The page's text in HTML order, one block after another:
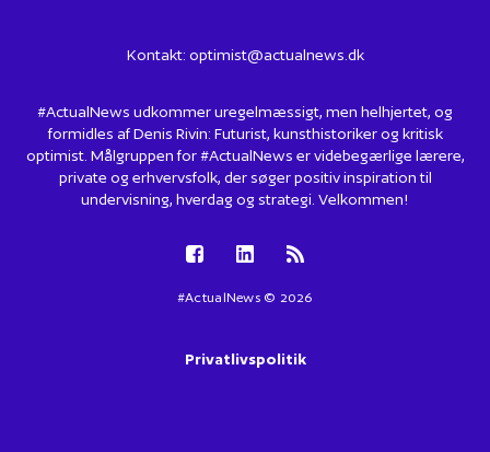
Kontakt: optimist@actualnews.dk
#ActualNews udkommer uregelmæssigt, men helhjertet, og
formidles af Denis Rivin: Futurist, kunsthistoriker og kritisk
optimist. Målgruppen for #ActualNews er videbegærlige lærere,
private og erhvervsfolk, der søger positiv inspiration til
undervisning, hverdag og strategi. Velkommen!
#ActualNews © 2026
Privatlivspolitik